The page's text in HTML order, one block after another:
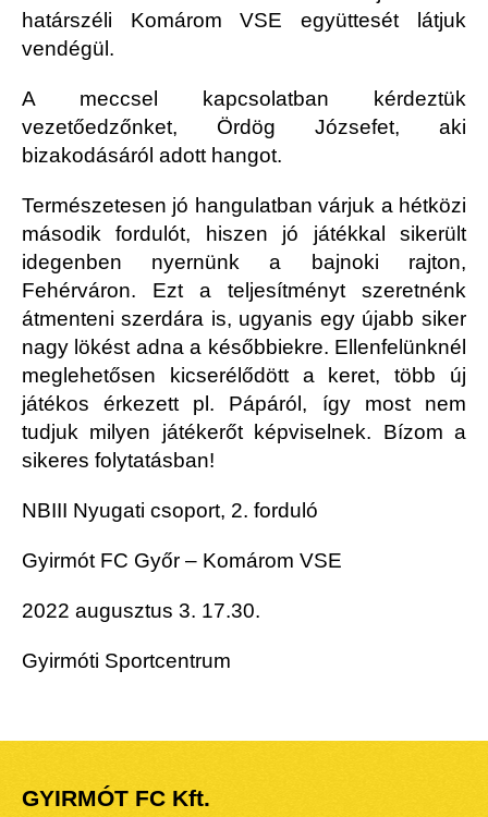
határszéli Komárom VSE együttesét látjuk
vendégül.
A meccsel kapcsolatban kérdeztük
vezetőedzőnket, Ördög Józsefet, aki
bizakodásáról adott hangot.
Természetesen jó hangulatban várjuk a hétközi
második fordulót, hiszen jó játékkal sikerült
idegenben nyernünk a bajnoki rajton,
Fehérváron. Ezt a teljesítményt szeretnénk
átmenteni szerdára is, ugyanis egy újabb siker
nagy lökést adna a későbbiekre. Ellenfelünknél
meglehetősen kicserélődött a keret, több új
játékos érkezett pl. Pápáról, így most nem
tudjuk milyen játékerőt képviselnek. Bízom a
sikeres folytatásban!
NBIII Nyugati csoport, 2. forduló
Gyirmót FC Győr – Komárom VSE
2022 augusztus 3. 17.30.
Gyirmóti Sportcentrum
GYIRMÓT FC Kft.